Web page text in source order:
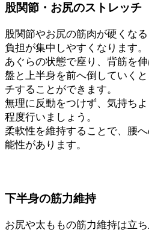
股関節・お尻のストレッチ
股関節やお尻の筋肉が硬くな
負担が集中しやすくなります。
あぐらの状態で座り、背筋を
盤と上半身を前へ倒していく
チすることができます。
無理に反動をつけず、気持ち
程度行いましょう。
柔軟性を維持することで、腰
能性があります。
下半身の筋力維持
お尻や太ももの筋力維持は立